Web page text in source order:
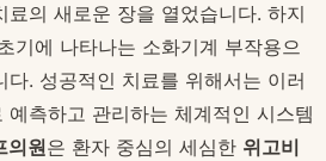
료의 새로운 장을 열었습니다. 하지
기에 나타나는 소화기계 부작용으
다. 성공적인 치료를 위해서는 이러
예측하고 관리하는 체계적인 시스템
의원은 환자 중심의 세심한 위고비